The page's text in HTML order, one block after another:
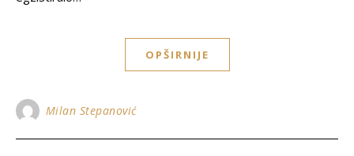
OPŠIRNIJE
Milan Stepanović